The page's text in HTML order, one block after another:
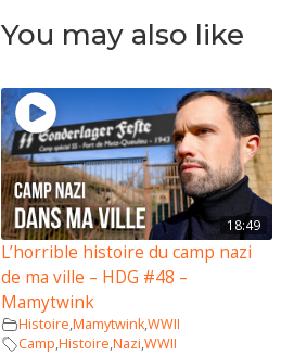
You may also like
18:49
L’horrible histoire du camp nazi
de ma ville – HDG #48 –
Mamytwink
Histoire,Mamytwink,WWII
Camp,Histoire,Nazi,WWII